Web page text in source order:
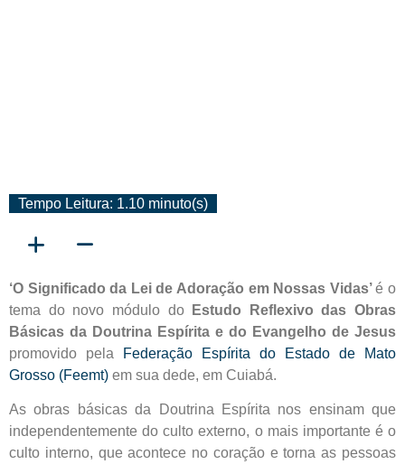
Tempo Leitura: 1.10 minuto(s)
‘O Significado da Lei de Adoração em Nossas Vidas’é o
tema do novo módulo do
Estudo Reflexivo das Obras
Básicas da Doutrina Espírita e do Evangelho de Jesus
promovido pela
Federação Espírita do Estado de Mato
Grosso (Feemt) em sua dede, em Cuiabá.
As obras básicas da Doutrina Espírita nos ensinam que
independentemente do culto externo, o mais importante é o
culto interno, que acontece no coração e torna as pessoas